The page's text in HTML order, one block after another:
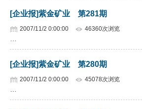
[企业报]紫金矿业 第281期
2007/11/2 0:00:00 46360次浏览
[企业报]紫金矿业 第280期
2007/11/2 0:00:00 45078次浏览